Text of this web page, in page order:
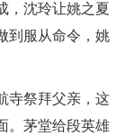
，沈玲让姚之夏
到服从命令，姚
寺祭拜父亲，这
。茅堂给段英雄